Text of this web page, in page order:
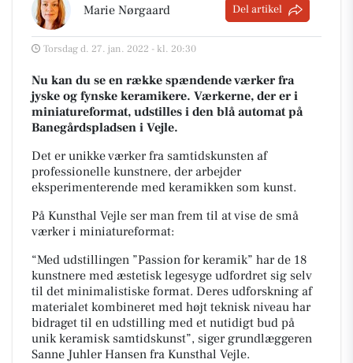
Marie Nørgaard Del artikel
Torsdag d. 27. jan. 2022 - kl. 20:30
Nu kan du se en række spændende værker fra
jyske og fynske keramikere. Værkerne, der er i
miniatureformat, udstilles i den blå automat på
Banegårdspladsen i Vejle.
Det er unikke værker fra samtidskunsten af
professionelle kunstnere, der arbejder
eksperimenterende med keramikken som kunst.
På Kunsthal Vejle ser man frem til at vise de små
værker i miniatureformat:
“Med udstillingen ”Passion for keramik” har de 18
kunstnere med æstetisk legesyge udfordret sig selv
til det minimalistiske format. Deres udforskning af
materialet kombineret med højt teknisk niveau har
bidraget til en udstilling med et nutidigt bud på
unik keramisk samtidskunst”, siger grundlæggeren
Sanne Juhler Hansen fra Kunsthal Vejle.